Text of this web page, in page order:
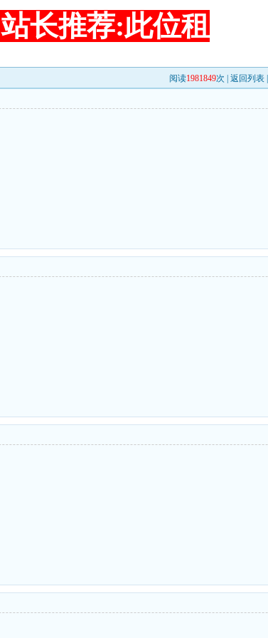
站长推荐:此位租
阅读1981849次 |返回列表